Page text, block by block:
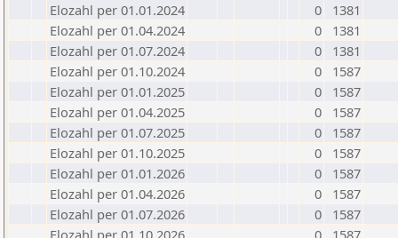
Elozahl per 01.01.2024
0
1381
Elozahl per 01.04.2024
0
1381
Elozahl per 01.07.2024
0
1381
Elozahl per 01.10.2024
0
1587
Elozahl per 01.01.2025
0
1587
Elozahl per 01.04.2025
0
1587
Elozahl per 01.07.2025
0
1587
Elozahl per 01.10.2025
0
1587
Elozahl per 01.01.2026
0
1587
Elozahl per 01.04.2026
0
1587
Elozahl per 01.07.2026
0
1587
Elozahl per 01.10.2026
0 1587